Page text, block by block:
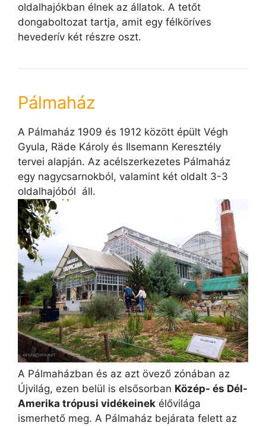
oldalhajókban élnek az állatok. A tetőt
dongaboltozat tartja, amit egy félköríves
hevederív két részre oszt.
Pálmaház
A Pálmaház 1909 és 1912 között épült Végh
Gyula, Räde Károly és Ilsemann Keresztély
tervei alapján. Az acélszerkezetes Pálmaház
egy nagycsarnokból, valamint két oldalt 3-3
oldalhajóból áll.
A Pálmaházban és az azt övező zónában az
Újvilág, ezen belül is elsősorban Közép- és Dél-
Amerika trópusi vidékeinek élővilága
ismerhető meg. A Pálmaház bejárata felett az